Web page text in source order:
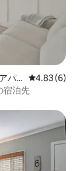
パ
レビュー6
4.83 (6)
宿泊先